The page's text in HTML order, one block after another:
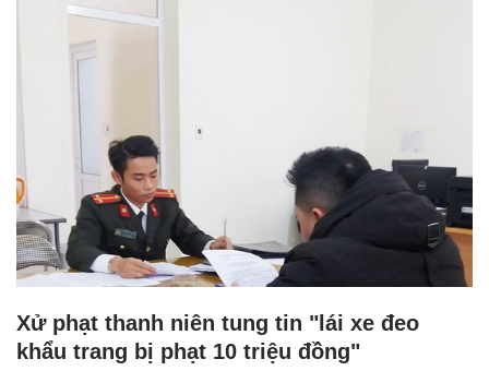
Xử phạt thanh niên tung tin "lái xe đeo
khẩu trang bị phạt 10 triệu đồng"